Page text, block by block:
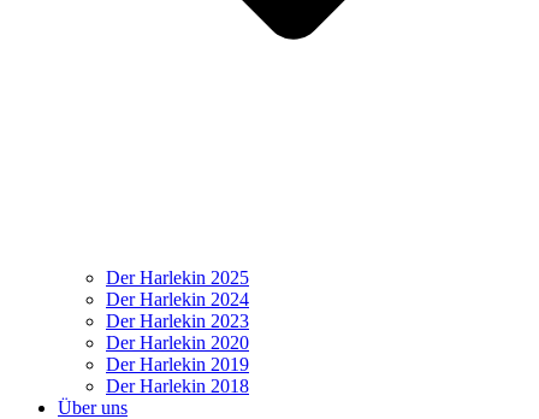
Der Harlekin 2025
Der Harlekin 2024
Der Harlekin 2023
Der Harlekin 2020
Der Harlekin 2019
Der Harlekin 2018
Über uns